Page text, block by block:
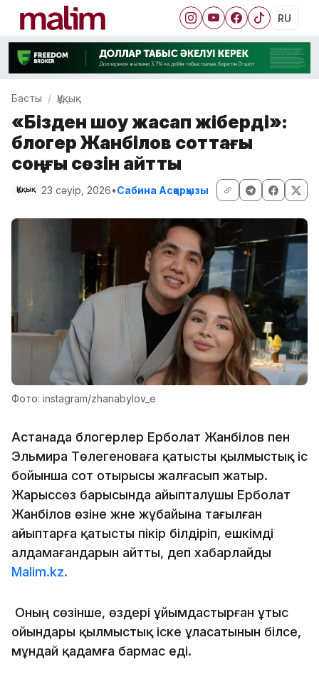
RU
Басты Құқық
«Бізден шоу жасап жіберді»:
блогер Жанәбілов соттағы
соңғы сөзін айтты
Құқық 23 сәуір, 2026•Сабина Асқарқызы
Фото: instagram/zhanabylov_e
Астанада блогерлер Ерболат Жанәбілов пен
Эльмира Төлегеноваға қатысты қылмыстық іс
бойынша сот отырысы жалғасып жатыр.
Жарыссөз барысында айыпталушы Ерболат
Жанәбілов өзіне және жұбайына тағылған
айыптарға қатысты пікір білдіріп, ешкімді
алдамағандарын айтты, деп хабарлайды
Malim.kz.
Оның сөзінше, өздері ұйымдастырған ұтыс
ойындары қылмыстық іске ұласатынын білсе,
мұндай қадамға бармас еді.